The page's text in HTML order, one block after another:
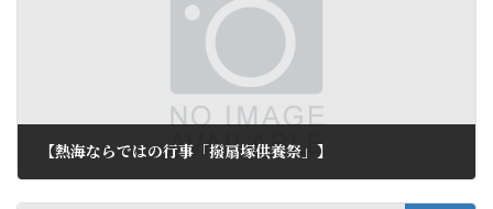
【熱海ならではの行事「撥扇塚供養祭」】